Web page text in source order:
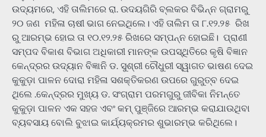
ଉଦ୍ୟମରେ, ଏହି ତାଲିମରେ ରା. ଉଦୟଗିରି ବ୍ଲକର ବିଭିନ୍ନ ଗ୍ରାମରୁ
୨୦ ଜଣ ମହିଳା ଚାଷୀ ଭାଗ ନେଇଥିଲେ। ଏହି ତାଲିମ ତା ୮.୧୨.୨୫ ରିଖ
ରୁ ଆରମ୍ଭ ହୋଇ ତା ୧୦.୧୨.୨୫ ରିଖରେ ସମ୍ପନ୍ନ ହୋଇଛି। ପ୍ରାଣୀ
ସମ୍ପଦ ବିକାଶ ବିଭାଗ ଅଧିକାରୀ ମାନଙ୍କ ଉପସ୍ଥିତିରେ କୃଷି ବିଜ୍ଞାନ
କେନ୍ଦ୍ରର ଉଦ୍ୟାନ ବିଜ୍ଞାନି ଡ. ସୁଶ୍ରୀ ଚୌଧୁରୀ ସ୍ୱାଗତ ଭାଷଣ ଦେଇ
କୁକୁଡ଼ା ପାଳନ ଦୋରା ମହିଳା ସଶକ୍ତିକରଣ ଉପରେ ଗୁରୁତ୍ବ ଦେଇ
ଥିଲେ .କେନ୍ଦ୍ରର ମୁଖ୍ୟ ଡ. ସଂଗ୍ରାମ ପରମଗୁରୁ ଜୀବିକା ନିମନ୍ତେ
କୁକୁଡ଼ା ପାଳନ ଏକ ସହଜ ଏବଂ କମ୍ ପୁଞ୍ଜିରେ ଆରମ୍ଭ କରାଯାଉଥିବା
ବ୍ୟବସାୟ ବୋଲି ବୁଝାଇ କାର୍ଯ୍ୟକ୍ରମର ଶୁଭାରମ୍ଭ କରିଥିଲେ।